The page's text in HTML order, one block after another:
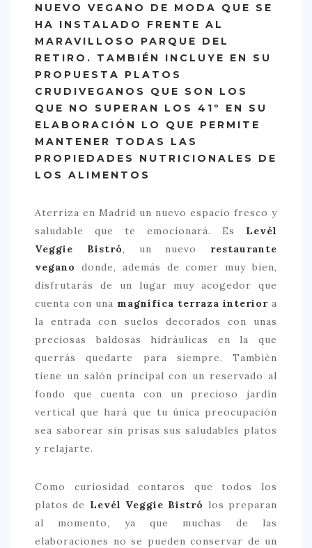
SALUDABLE
TAPAS
TRADICIONAL
PRECIO
< 25 €
> 50 €
LIFESTYLE
CONOCIENDO A …
ESCAPADAS
GOURMET
HEALTHY
SELECCIONES MESADE2
MAPA
POR SUS BAÑOS…
NUEVO VEGANO DE MODA QUE SE
HA INSTALADO FRENTE AL
MARAVILLOSO PARQUE DEL
RETIRO. TAMBIÉN INCLUYE EN SU
PROPUESTA PLATOS
CRUDIVEGANOS QUE SON LOS
QUE NO SUPERAN LOS 41º EN SU
ELABORACIÓN LO QUE PERMITE
MANTENER TODAS LAS
PROPIEDADES NUTRICIONALES DE
LOS ALIMENTOS
Aterriza en Madrid un nuevo espacio fresco y
saludable que te emocionará. Es Levél
Veggie Bistró, un nuevo restaurante
vegano
donde, además de comer muy bien,
disfrutarás de un lugar muy acogedor que
cuenta con una magnífica terraza interior a
la entrada con suelos decorados con unas
preciosas baldosas hidráulicas en la que
querrás quedarte para siempre. También
tiene un salón principal con un reservado al
fondo que cuenta con un precioso jardín
vertical que hará que tu única preocupación
sea saborear sin prisas sus saludables platos
y relajarte.
Como curiosidad contaros que todos los
platos de Levél Veggie Bistró los preparan
al momento, ya que muchas de las
elaboraciones no se pueden conservar de un